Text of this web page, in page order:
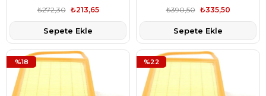
9802348680
₺213,65
₺272,30
Sepete Ekle
9802348680
₺335,50
₺390,50
Sepete Ekle
%18 %22